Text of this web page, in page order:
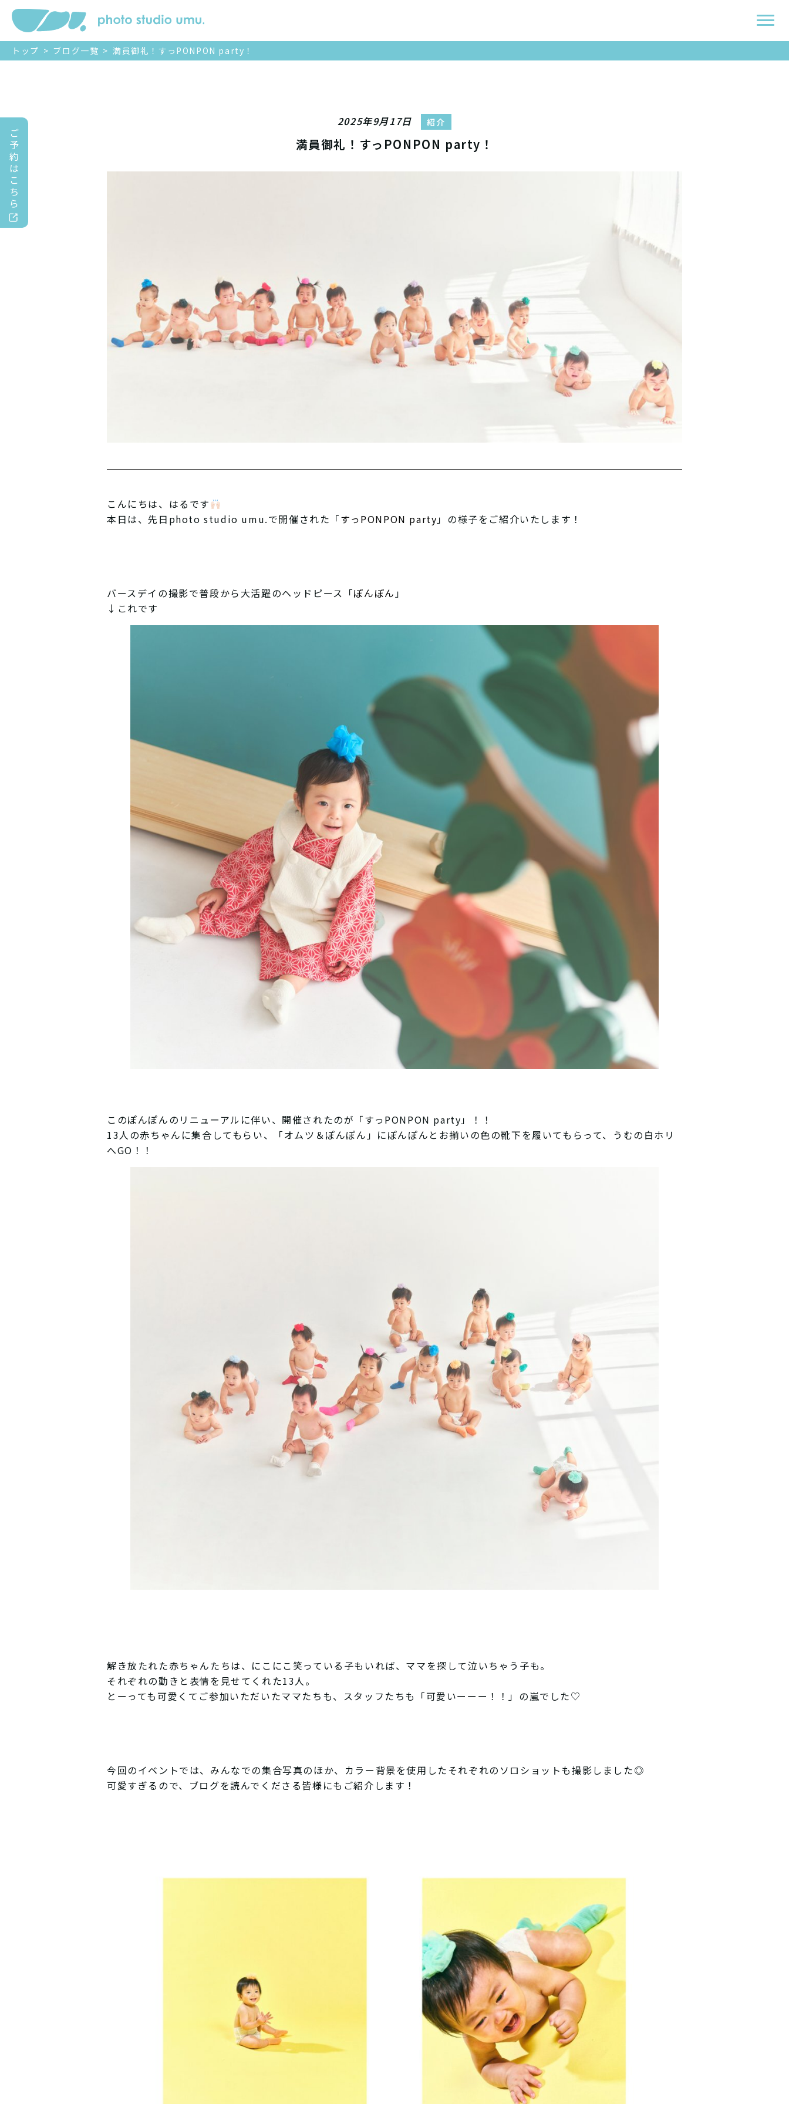
ご
予
約
は
こ
ち
ら
トップ > ブログ一覧 > 満員御礼！すっPONPON party！
2025年9月17日 紹介
満員御礼！すっPONPON party！
こんにちは、はるです
本日は、先日photo studio umu.で開催された「すっPONPON party」の様子をご紹介いたします！
バースデイの撮影で普段から大活躍のヘッドピース「ぽんぽん」
↓これです
このぽんぽんのリニューアルに伴い、開催されたのが「すっPONPON party」！！
13人の赤ちゃんに集合してもらい、「オムツ＆ぽんぽん」にぽんぽんとお揃いの色の靴下を履いてもらって、うむの白ホリ
へGO！！
解き放たれた赤ちゃんたちは、にこにこ笑っている子もいれば、ママを探して泣いちゃう子も。
それぞれの動きと表情を見せてくれた13人。
とーっても可愛くてご参加いただいたママたちも、スタッフたちも「可愛いーーー！！」の嵐でした♡
今回のイベントでは、みんなでの集合写真のほか、カラー背景を使用したそれぞれのソロショットも撮影しました◎
可愛すぎるので、ブログを読んでくださる皆様にもご紹介します！